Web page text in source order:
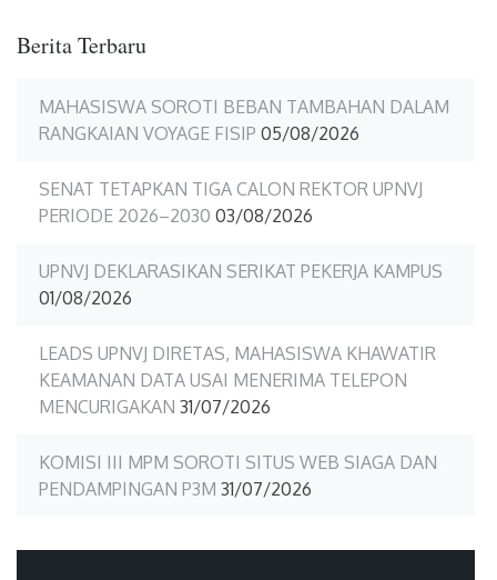
Berita Terbaru
MAHASISWA SOROTI BEBAN TAMBAHAN DALAM
RANGKAIAN VOYAGE FISIP 05/08/2026
SENAT TETAPKAN TIGA CALON REKTOR UPNVJ
PERIODE 2026–2030 03/08/2026
UPNVJ DEKLARASIKAN SERIKAT PEKERJA KAMPUS
01/08/2026
LEADS UPNVJ DIRETAS, MAHASISWA KHAWATIR
KEAMANAN DATA USAI MENERIMA TELEPON
MENCURIGAKAN 31/07/2026
KOMISI III MPM SOROTI SITUS WEB SIAGA DAN
PENDAMPINGAN P3M 31/07/2026